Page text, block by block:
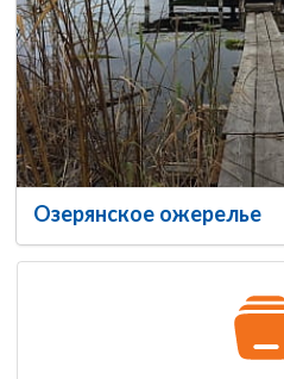
Озерянское ожерелье